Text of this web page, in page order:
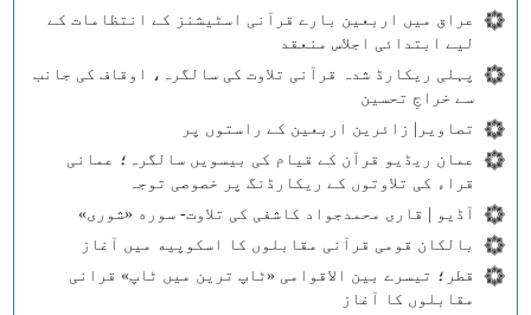
عراق میں اربعین بارے قرآنی اسٹیشنز کے انتظامات کے
لیے ابتدائی اجلاس منعقد
پہلی ریکارڈ شدہ قرآنی تلاوت کی سالگرہ، اوقاف کی جانب
سے خراجِ تحسین
تصاویر| زائرین اربعین کے راستوں پر
عمان ریڈیو قرآن کے قیام کی بیسویں سالگرہ؛ عمانی
قراء کی تلاوتوں کے ریکارڈنگ پر خصوصی توجہ
آڈیو | قاری محمدجواد کاشفی کی تلاوت- سوره‌‌ «شوری»
بالکان قومی قرآنی مقابلوں کا اسکوپیه میں آغاز
قطر؛ تیسرے بین الاقوامی «ٹاپ ترین میں ٹاپ» قرانی
مقابلوں کا آغاز